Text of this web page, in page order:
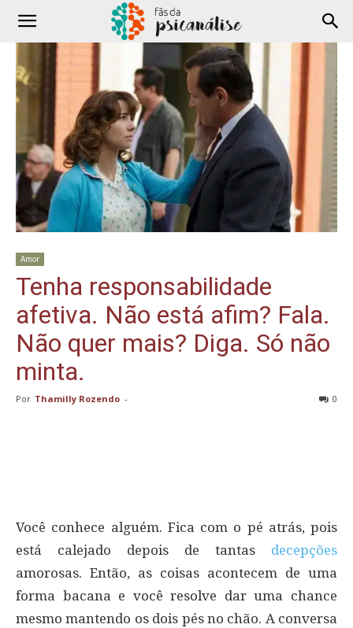
Amor
Tenha responsabilidade
afetiva. Não está afim? Fala.
Não quer mais? Diga. Só não
minta.
Por Thamilly Rozendo - 0
Você conhece alguém. Fica com o pé atrás, pois
está calejado depois de tantas decepções
amorosas. Então, as coisas acontecem de uma
forma bacana e você resolve dar uma chance
mesmo mantendo os dois pés no chão. A conversa